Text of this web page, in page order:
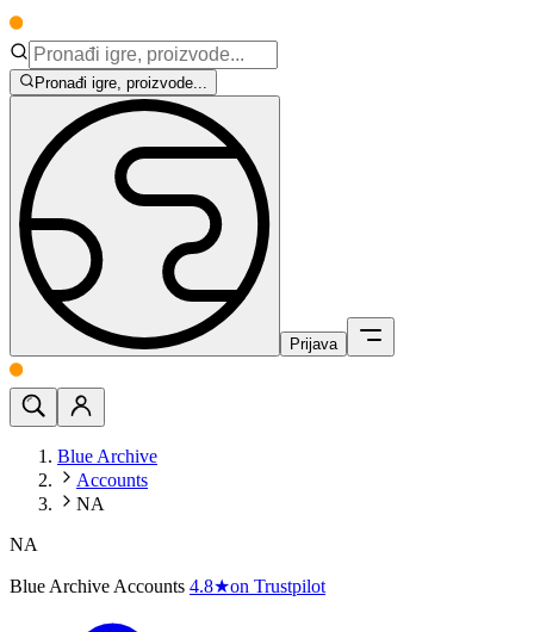
Pronađi igre, proizvode...
Prijava
Blue Archive
Accounts
NA
NA
Blue Archive Accounts 4.8★on Trustpilot